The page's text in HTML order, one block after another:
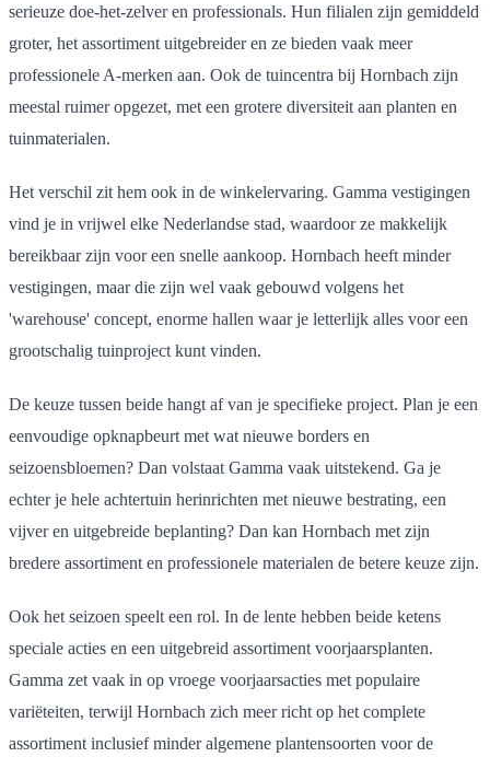
serieuze doe-het-zelver en professionals. Hun filialen zijn gemiddeld
groter, het assortiment uitgebreider en ze bieden vaak meer
professionele A-merken aan. Ook de tuincentra bij Hornbach zijn
meestal ruimer opgezet, met een grotere diversiteit aan planten en
tuinmaterialen.
Het verschil zit hem ook in de winkelervaring. Gamma vestigingen
vind je in vrijwel elke Nederlandse stad, waardoor ze makkelijk
bereikbaar zijn voor een snelle aankoop. Hornbach heeft minder
vestigingen, maar die zijn wel vaak gebouwd volgens het
'warehouse' concept, enorme hallen waar je letterlijk alles voor een
grootschalig tuinproject kunt vinden.
De keuze tussen beide hangt af van je specifieke project. Plan je een
eenvoudige opknapbeurt met wat nieuwe borders en
seizoensbloemen? Dan volstaat Gamma vaak uitstekend. Ga je
echter je hele achtertuin herinrichten met nieuwe bestrating, een
vijver en uitgebreide beplanting? Dan kan Hornbach met zijn
bredere assortiment en professionele materialen de betere keuze zijn.
Ook het seizoen speelt een rol. In de lente hebben beide ketens
speciale acties en een uitgebreid assortiment voorjaarsplanten.
Gamma zet vaak in op vroege voorjaarsacties met populaire
variëteiten, terwijl Hornbach zich meer richt op het complete
assortiment inclusief minder algemene plantensoorten voor de